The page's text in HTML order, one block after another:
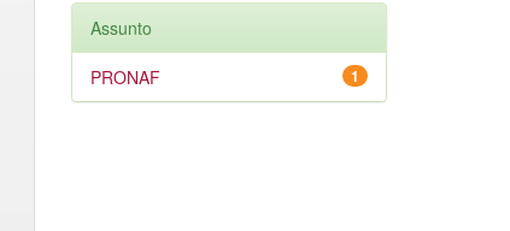
Assunto
1
PRONAF